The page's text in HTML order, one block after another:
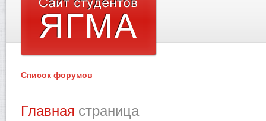
Список форумов
Главная страница